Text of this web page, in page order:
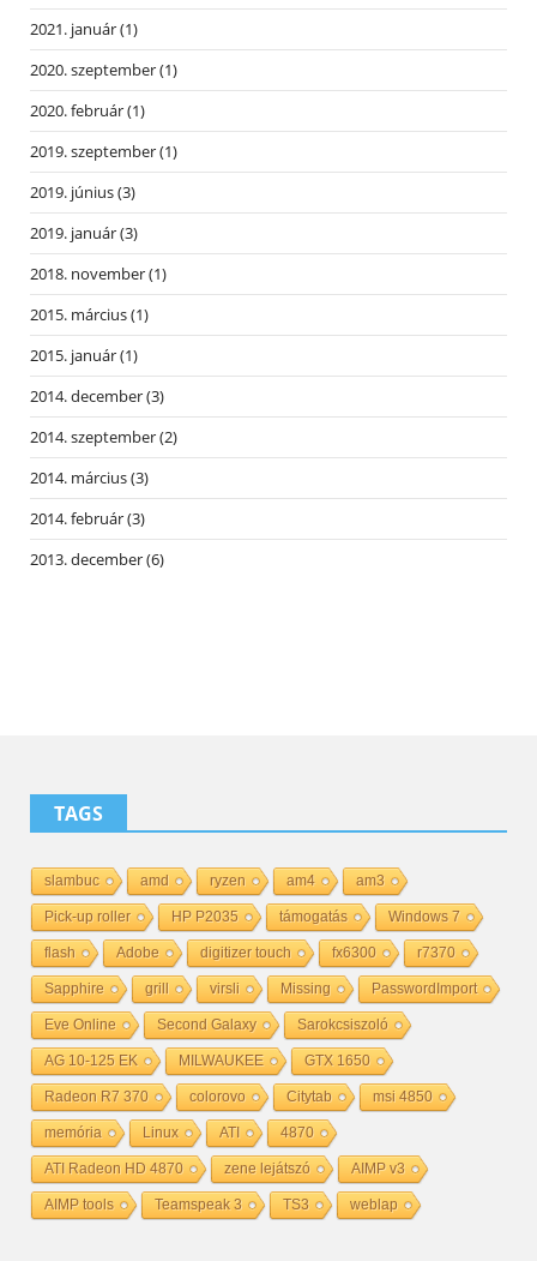
2021. január(1)
2020. szeptember(1)
2020. február(1)
2019. szeptember(1)
2019. június(3)
2019. január(3)
2018. november(1)
2015. március(1)
2015. január(1)
2014. december(3)
2014. szeptember(2)
2014. március(3)
2014. február(3)
2013. december(6)
TAGS
slambuc amd ryzen am4 am3
Pick-up roller HP P2035 támogatás Windows 7
flash Adobe digitizer touch fx6300 r7370
Sapphire grill virsli Missing PasswordImport
Eve Online Second Galaxy Sarokcsiszoló
AG 10-125 EK MILWAUKEE GTX 1650
Radeon R7 370 colorovo Citytab msi 4850
memória Linux ATI 4870
ATI Radeon HD 4870 zene lejátszó AIMP v3
AIMP tools Teamspeak 3 TS3 weblap